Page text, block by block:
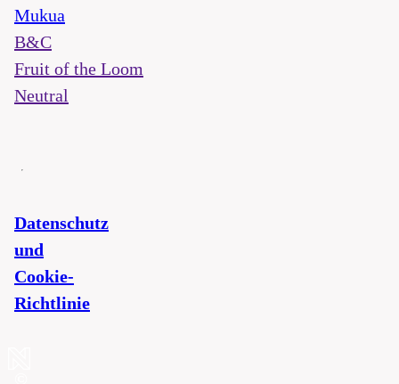
Mukua
B&C
Fruit of the Loom
Neutral
Datenschutz
und
Cookie-
Richtlinie